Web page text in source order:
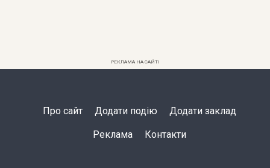
РЕКЛАМА НА САЙТІ
Про сайт Додати подію Додати заклад
Реклама Контакти